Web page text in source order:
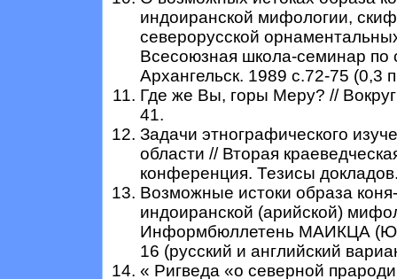
индоиранской мифологии,
северорусской
Всесоюзная школа-семинар по
Архангельск. 1989 с.72-75 (0,3
Где же Вы, горы Меру? //
41.
Задачи этнографического
области // Вторая
конференция. Тезисы
Возможные истоки образа
индоиранской (арийской)
Информбюллетень МАИКЦА
16 (русский и английский
« Ригведа «о северной